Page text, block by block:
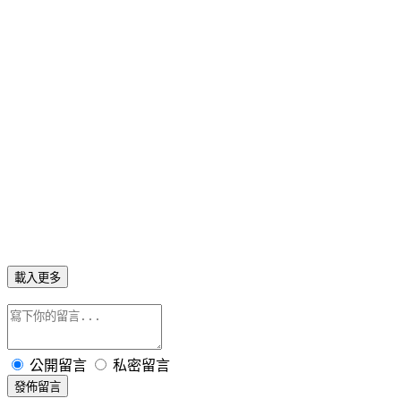
載入更多
公開留言 私密留言
發佈留言